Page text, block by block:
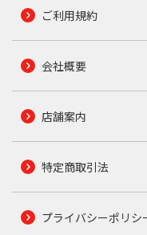
ご利用規約
会社概要
店舗案内
特定商取引法
プライバシーポリシ